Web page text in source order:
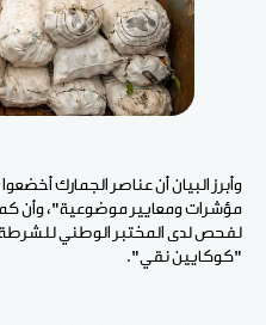
وأبرز البيان أن عناصر الجمارك
مؤشرات ومعايير موضوعية"، وأن
لفحص لدى المختبر الوطني للشرطة
"كوكايين نقي".